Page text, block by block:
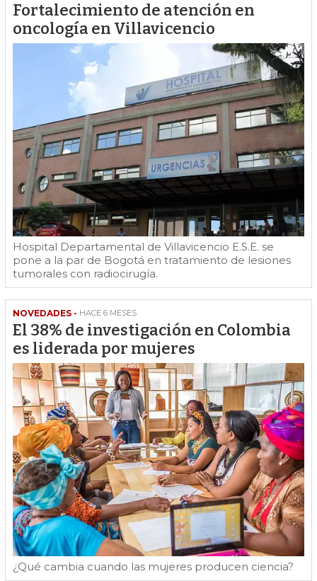
Fortalecimiento de atención en
oncología en Villavicencio
Hospital Departamental de Villavicencio E.S.E. se
pone a la par de Bogotá en tratamiento de lesiones
tumorales con radiocirugía.
NOVEDADES - HACE 6 MESES
El 38% de investigación en Colombia
es liderada por mujeres
¿Qué cambia cuando las mujeres producen ciencia?